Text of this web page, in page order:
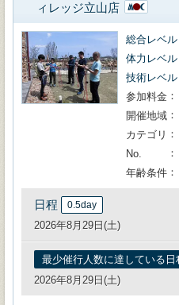
ィレッジ立山店
総合レベル
体力レベル
技術レベル
参加料金
開催地域
カテゴリ
No.
年齢条件
日程 0.5day
2026年8月29日(土)
最少催行人数に達している日
2026年8月29日(土)